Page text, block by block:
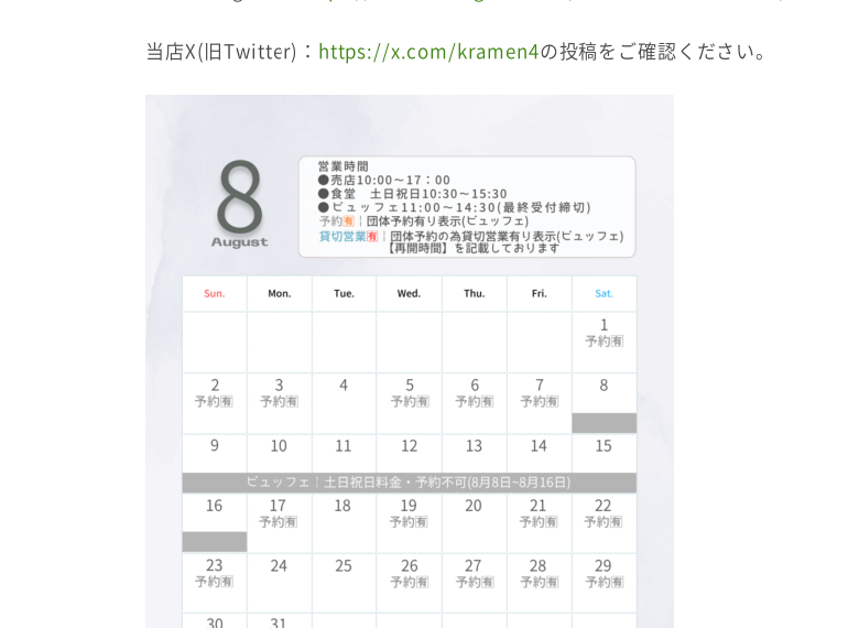
当店X(旧Twitter)： https://x.com/kramen4の投稿をご確認ください。